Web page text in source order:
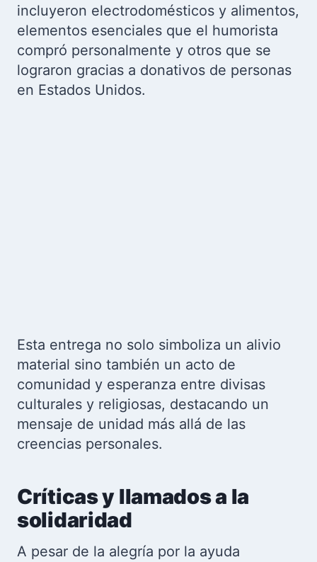
incluyeron electrodomésticos y alimentos,
elementos esenciales que el humorista
compró personalmente y otros que se
lograron gracias a donativos de personas
en Estados Unidos.
Esta entrega no solo simboliza un alivio
material sino también un acto de
comunidad y esperanza entre divisas
culturales y religiosas, destacando un
mensaje de unidad más allá de las
creencias personales.
Críticas y llamados a la
solidaridad
A pesar de la alegría por la ayuda